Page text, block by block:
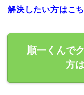
解決したい方はこ
順一くんで
方